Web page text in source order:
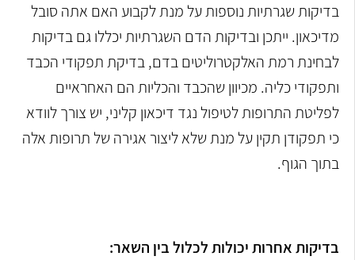
בדיקות שגרתיות נוספות על מנת לקבוע האם אתה סובל
מדיכאון. ייתכן ובדיקות הדם השגרתיות יכללו גם בדיקות
לבחינת רמת האלקטרוליטים בדם, בדיקת תפקודי הכבד
ותפקודי כליה. מכיוון שהכבד והכליות הם האחראיים
לפליטת התרופות לטיפול נגד דיכאון קליני, יש צורך לוודא
כי תפקודן תקין על מנת שלא ליצור אגירה של תרופות אלה
בתוך הגוף.
בדיקות אחרות יכולות לכלול בין השאר: